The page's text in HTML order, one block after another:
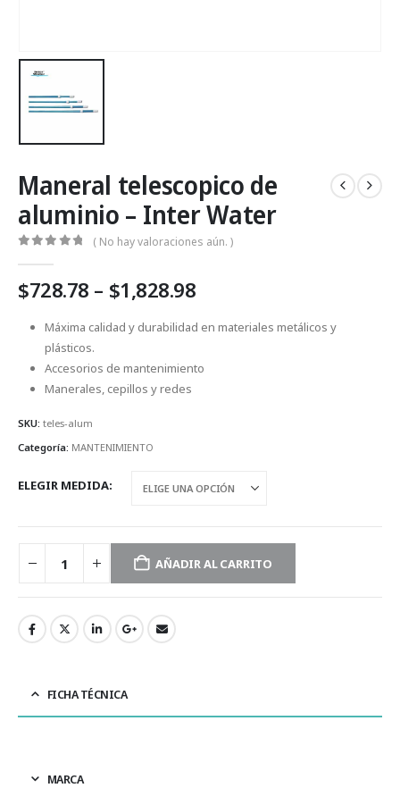
Maneral telescopico de
aluminio – Inter Water
( No hay valoraciones aún. )
$728.78 – $1,828.98Price
$728.78
$1,828.98
Máxima calidad y durabilidad en materiales metálicos y
plásticos.
Accesorios de mantenimiento
Manerales, cepillos y redes
SKU: teles-alum
Categoría: MANTENIMIENTO
ELEGIR MEDIDA
AÑADIR AL CARRITO
FICHA TÉCNICA
MARCA